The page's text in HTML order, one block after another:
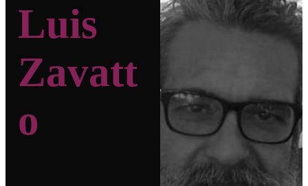
Luis
Zavatt
o